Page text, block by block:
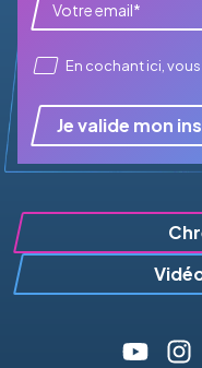
En cochant ici,
Je valide mon